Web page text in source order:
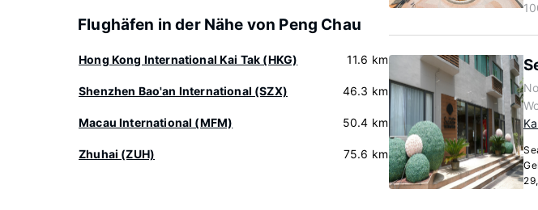
Flughäfen in der Nähe von Peng Chau
Hong Kong International Kai Tak (HKG) 11.6 km
Shenzhen Bao'an International (SZX) 46.3 km
Macau International (MFM) 50.4 km
Zhuhai (ZUH) 75.6 km